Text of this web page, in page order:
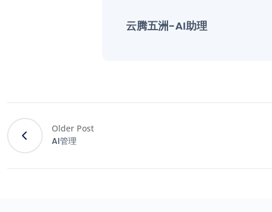
云腾五洲-AI助理
Older Post
AI管理